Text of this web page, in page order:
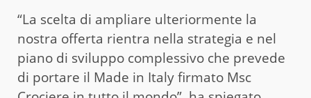
“La scelta di ampliare ulteriormente la
nostra offerta rientra nella strategia e nel
piano di sviluppo complessivo che prevede
di portare il Made in Italy firmato Msc